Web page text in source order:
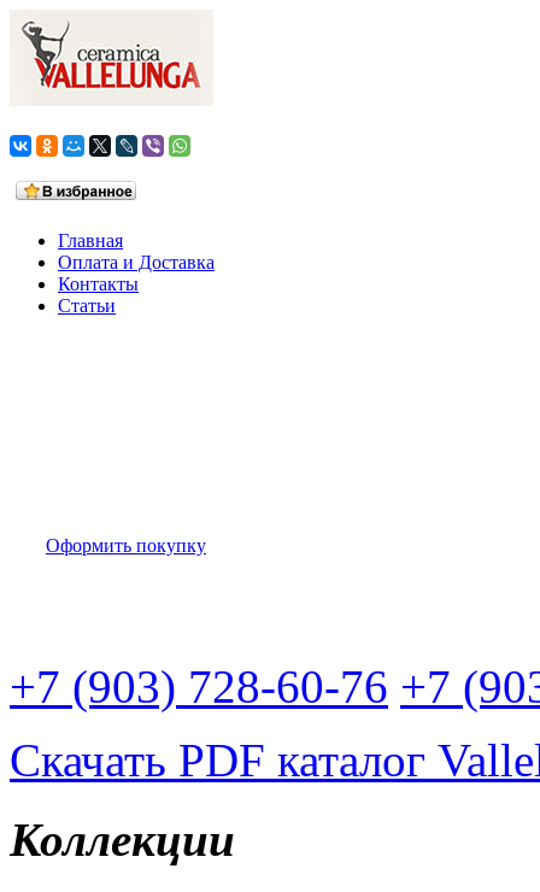
Главная
Оплата и Доставка
Контакты
Статьи
Оформить покупку
+7 (903) 728-60-76 +7
Скачать PDF каталог
Коллекции